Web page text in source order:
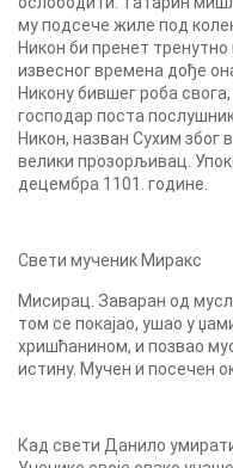
му подсече жиле под
Никон би пренет
извесног времена дође
Никону бившег роба
господар поста
Никон, назван Сухим због
велики прозорљивац.
децембра 1101. године.
Свети мученик Миракс
Мисирац. Заваран од
том се покајао, ушао у
хришћанином, и позвао
истину. Мучен и посечен
Кад свети Данило